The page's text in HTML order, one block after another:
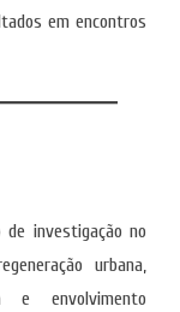
em encontros
de investigação no
urbana,
e envolvimento